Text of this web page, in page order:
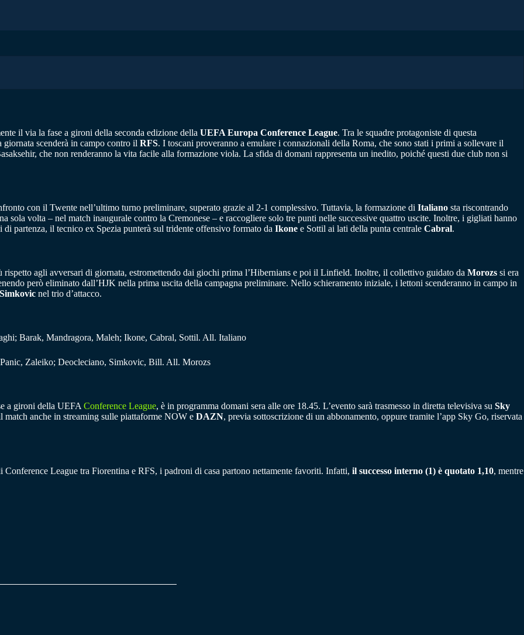
il via la fase a gironi della seconda edizione della UEFA Europa Conference League. Tra le squadre protagoniste di questa
giornata scenderà in campo contro il RFS. I toscani proveranno a emulare i connazionali della Roma, che sono stati i primi a sollevare il
che non renderanno la vita facile alla formazione viola. La sfida di domani rappresenta un inedito, poiché questi due club non si
con il Twente nell’ultimo turno preliminare, superato grazie al 2-1 complessivo. Tuttavia, la formazione di Italiano sta riscontrando
sola volta – nel match inaugurale contro la Cremonese – e raccogliere solo tre punti nelle successive quattro uscite. Inoltre, i gigliati hanno
partenza, il tecnico ex Spezia punterà sul tridente offensivo formato da Ikone e Sottil ai lati della punta centrale Cabral.
agli avversari di giornata, estromettendo dai giochi prima l’Hibernians e poi il Linfield. Inoltre, il collettivo guidato da Morozs si era
però eliminato dall’HJK nella prima uscita della campagna preliminare. Nello schieramento iniziale, i lettoni scenderanno in campo in
Simkovic nel trio d’attacco.
Barak, Mandragora, Maleh; Ikone, Cabral, Sottil. All. Italiano
Zaleiko; Deocleciano, Simkovic, Bill. All. Morozs
a gironi della UEFA Conference League, è in programma domani sera alle ore 18.45. L’evento sarà trasmesso in diretta televisiva su Sky
match anche in streaming sulle piattaforme NOW e DAZN, previa sottoscrizione di un abbonamento, oppure tramite l’app Sky Go, riservata
Conference League tra Fiorentina e RFS, i padroni di casa partono nettamente favoriti. Infatti, il successo interno (1) è quotato 1,10, mentre